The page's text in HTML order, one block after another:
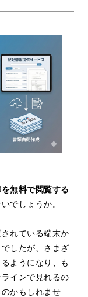
無料で閲覧する
でしょうか。
れている端末か
したが、さまざ
ようになり、も
インで見れるの
かもしれませ